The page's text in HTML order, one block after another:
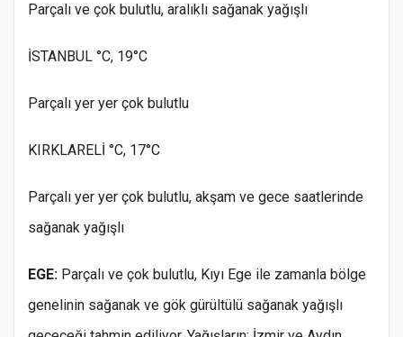
Parçalı ve çok bulutlu, aralıklı sağanak yağışlı
İSTANBUL °C, 19°C
Parçalı yer yer çok bulutlu
KIRKLARELİ °C, 17°C
Parçalı yer yer çok bulutlu, akşam ve gece saatlerinde
sağanak yağışlı
EGE: Parçalı ve çok bulutlu, Kıyı Ege ile zamanla bölge
genelinin sağanak ve gök gürültülü sağanak yağışlı